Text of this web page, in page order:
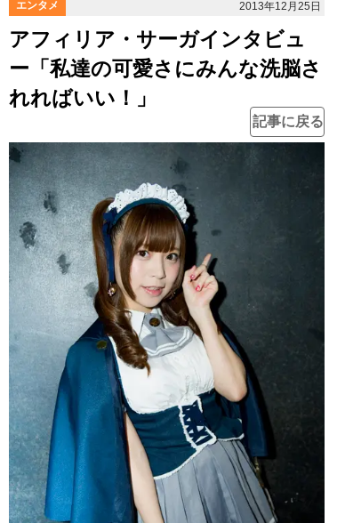
エンタメ 2013年12月25日
アフィリア・サーガインタビュ
ー「私達の可愛さにみんな洗脳さ
れればいい！」
記事に戻る